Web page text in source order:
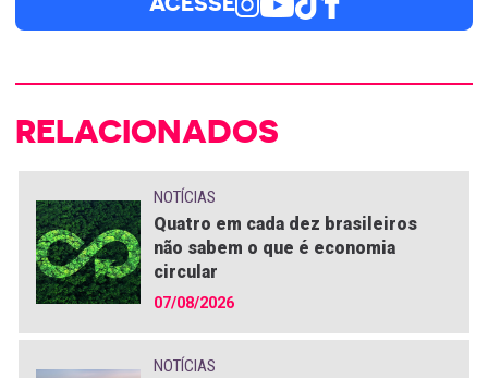
RELACIONADOS
NOTÍCIAS
Quatro em cada dez brasileiros
não sabem o que é economia
circular
07/08/2026
NOTÍCIAS